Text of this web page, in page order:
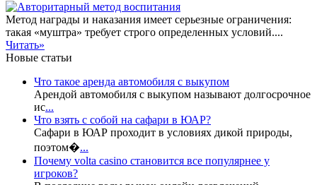
Метод награды и наказания имеет серьезные ограничения:
такая «муштра» требует строго определенных условий....
Читать»
Новые статьи
Что такое аренда автомобиля с выкупом
Арендой автомобиля с выкупом называют долгосрочное
ис...
Что взять с собой на сафари в ЮАР?
Сафари в ЮАР проходит в условиях дикой природы,
поэтом�...
Почему volta casino становится все популярнее у
игроков?